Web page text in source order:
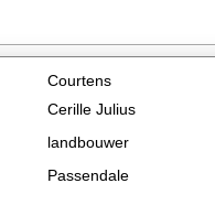
Courtens
Cerille Julius
landbouwer
Passendale